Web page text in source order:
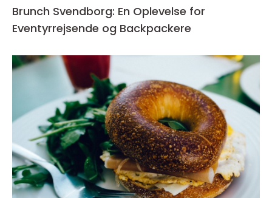
Brunch Svendborg: En Oplevelse for
Eventyrrejsende og Backpackere